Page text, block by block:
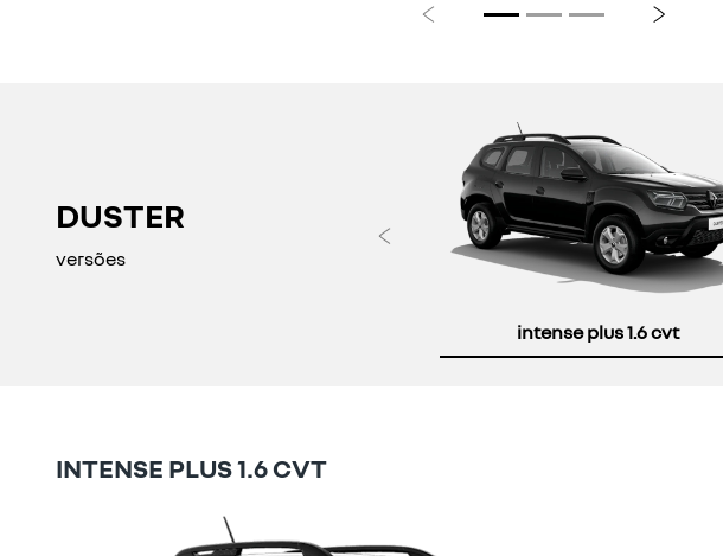
Anterior Próximo
DUSTER
versões
intense plus 1.6 cvt
Anterior
INTENSE PLUS 1.6 CVT